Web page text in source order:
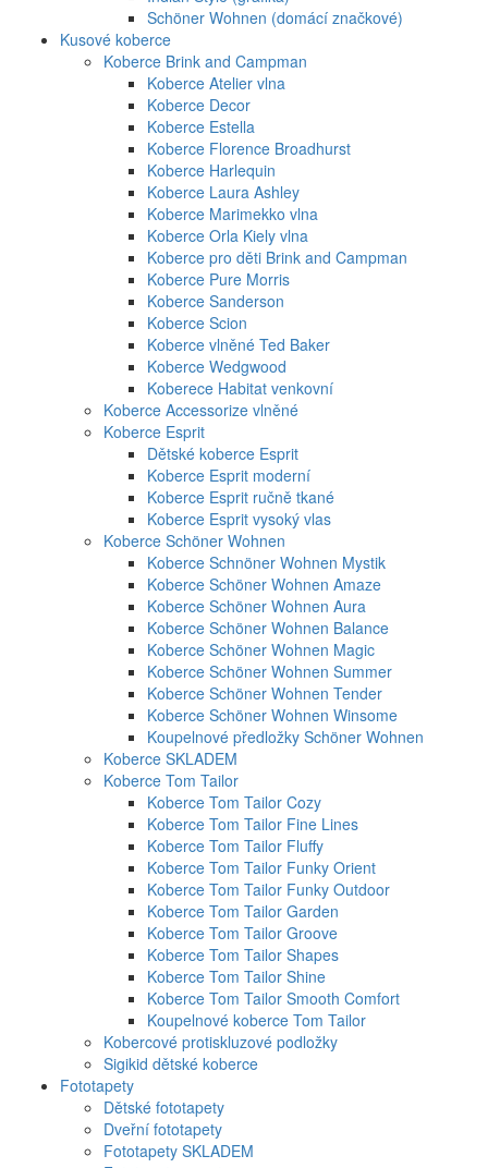
Schöner Wohnen (domácí značkové)
Kusové koberce
Koberce Brink and Campman
Koberce Atelier vlna
Koberce Decor
Koberce Estella
Koberce Florence Broadhurst
Koberce Harlequin
Koberce Laura Ashley
Koberce Marimekko vlna
Koberce Orla Kiely vlna
Koberce pro děti Brink and Campman
Koberce Pure Morris
Koberce Sanderson
Koberce Scion
Koberce vlněné Ted Baker
Koberce Wedgwood
Koberece Habitat venkovní
Koberce Accessorize vlněné
Koberce Esprit
Dětské koberce Esprit
Koberce Esprit moderní
Koberce Esprit ručně tkané
Koberce Esprit vysoký vlas
Koberce Schöner Wohnen
Koberce Schnöner Wohnen Mystik
Koberce Schöner Wohnen Amaze
Koberce Schöner Wohnen Aura
Koberce Schöner Wohnen Balance
Koberce Schöner Wohnen Magic
Koberce Schöner Wohnen Summer
Koberce Schöner Wohnen Tender
Koberce Schöner Wohnen Winsome
Koupelnové předložky Schöner Wohnen
Koberce SKLADEM
Koberce Tom Tailor
Koberce Tom Tailor Cozy
Koberce Tom Tailor Fine Lines
Koberce Tom Tailor Fluffy
Koberce Tom Tailor Funky Orient
Koberce Tom Tailor Funky Outdoor
Koberce Tom Tailor Garden
Koberce Tom Tailor Groove
Koberce Tom Tailor Shapes
Koberce Tom Tailor Shine
Koberce Tom Tailor Smooth Comfort
Koupelnové koberce Tom Tailor
Kobercové protiskluzové podložky
Sigikid dětské koberce
Fototapety
Dětské fototapety
Dveřní fototapety
Fototapety SKLADEM